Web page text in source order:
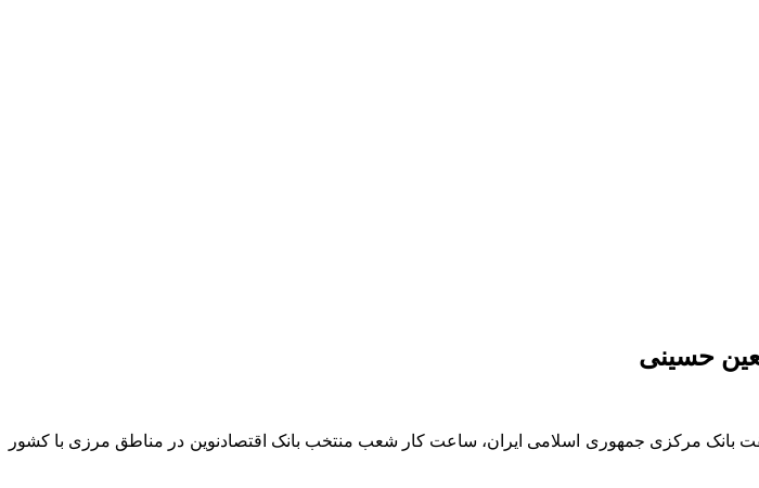
حسینی
بانک مرکزی جمهوری اسلامی ایران، ساعت کار شعب منتخب بانک اقتصادنوین در مناطق مرزی با کشور